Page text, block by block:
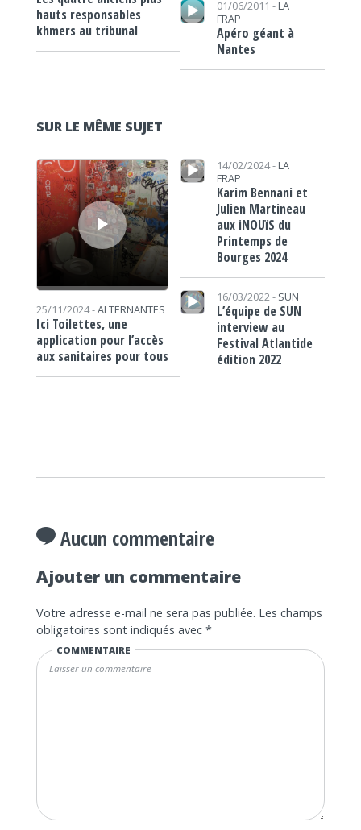
hauts responsables
khmers au tribunal
01/06/2011 - LA
FRAP
Apéro géant à
Nantes
SUR LE MÊME SUJET
Lecteur audio
25/11/2024 -ALTERNANTES
Ici Toilettes, une
application pour l’accès
aux sanitaires pour tous
Lecteur audio 14/02/2024 - LA
FRAP
Karim Bennani et
Julien Martineau
aux iNOUïS du
Printemps de
Bourges 2024
Lecteur audio
16/03/2022 - SUN
L’équipe de SUN
interview au
Festival Atlantide
édition 2022
Aucun commentaire
Ajouter un commentaire
Votre adresse e-mail ne sera pas publiée. Les champs
obligatoires sont indiqués avec *
COMMENTAIRE